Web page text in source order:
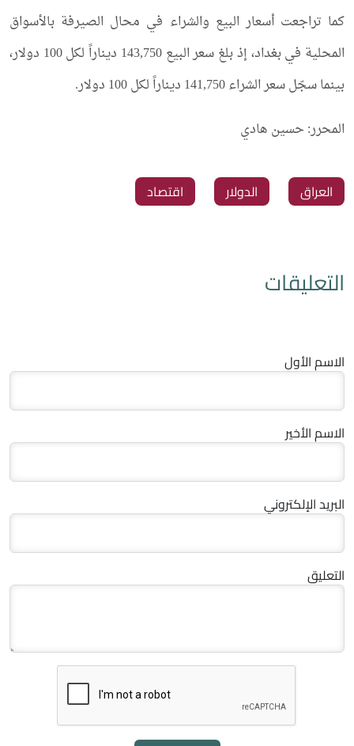
كما تراجعت أسعار البيع والشراء في محال الصيرفة بالأسواق
المحلية في بغداد، إذ بلغ سعر البيع 143,750 ديناراً لكل 100 دولار،
بينما سجّل سعر الشراء 141,750 ديناراً لكل 100 دولار.
المحرر: حسين هادي
العراق الدولار اقتصاد
التعليقات
الاسم الأول
الاسم الأخير
البريد الإلكتروني
التعليق